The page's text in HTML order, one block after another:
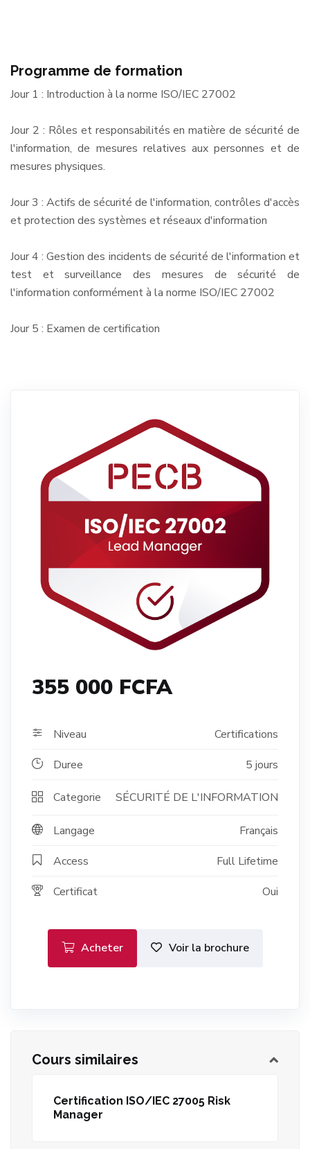
Programme de formation
Jour 1 : Introduction à la norme ISO/IEC 27002
Jour 2 : Rôles et responsabilités en matière de sécurité de
l'information, de mesures relatives aux personnes et de
mesures physiques.
Jour 3 : Actifs de sécurité de l'information, contrôles d'accès
et protection des systèmes et réseaux d'information
Jour 4 : Gestion des incidents de sécurité de l'information et
test et surveillance des mesures de sécurité de
l'information conformément à la norme ISO/IEC 27002
Jour 5 : Examen de certification
355 000 FCFA
Niveau
Certifications
Duree
5 jours
Categorie SÉCURITÉ DE L'INFORMATION
Langage
Français
Access
Full Lifetime
Certificat
Oui
Acheter Voir la brochure
Cours similaires
Certification ISO/IEC 27005 Risk
Manager